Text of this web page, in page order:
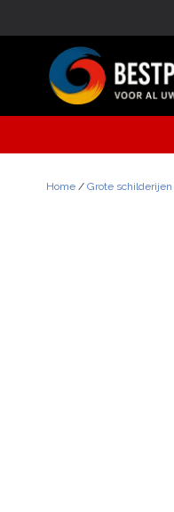
Home / Grote schilderijen